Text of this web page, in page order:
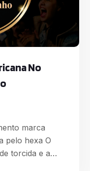
No
marca
hexa O
torcida e a